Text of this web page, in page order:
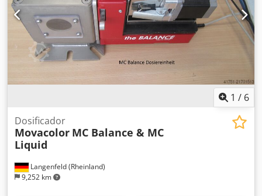
1 / 6
Langenfeld (Rheinland)
9,252 km
Dosificador
Movacolor MC Balance & MC
Liquid